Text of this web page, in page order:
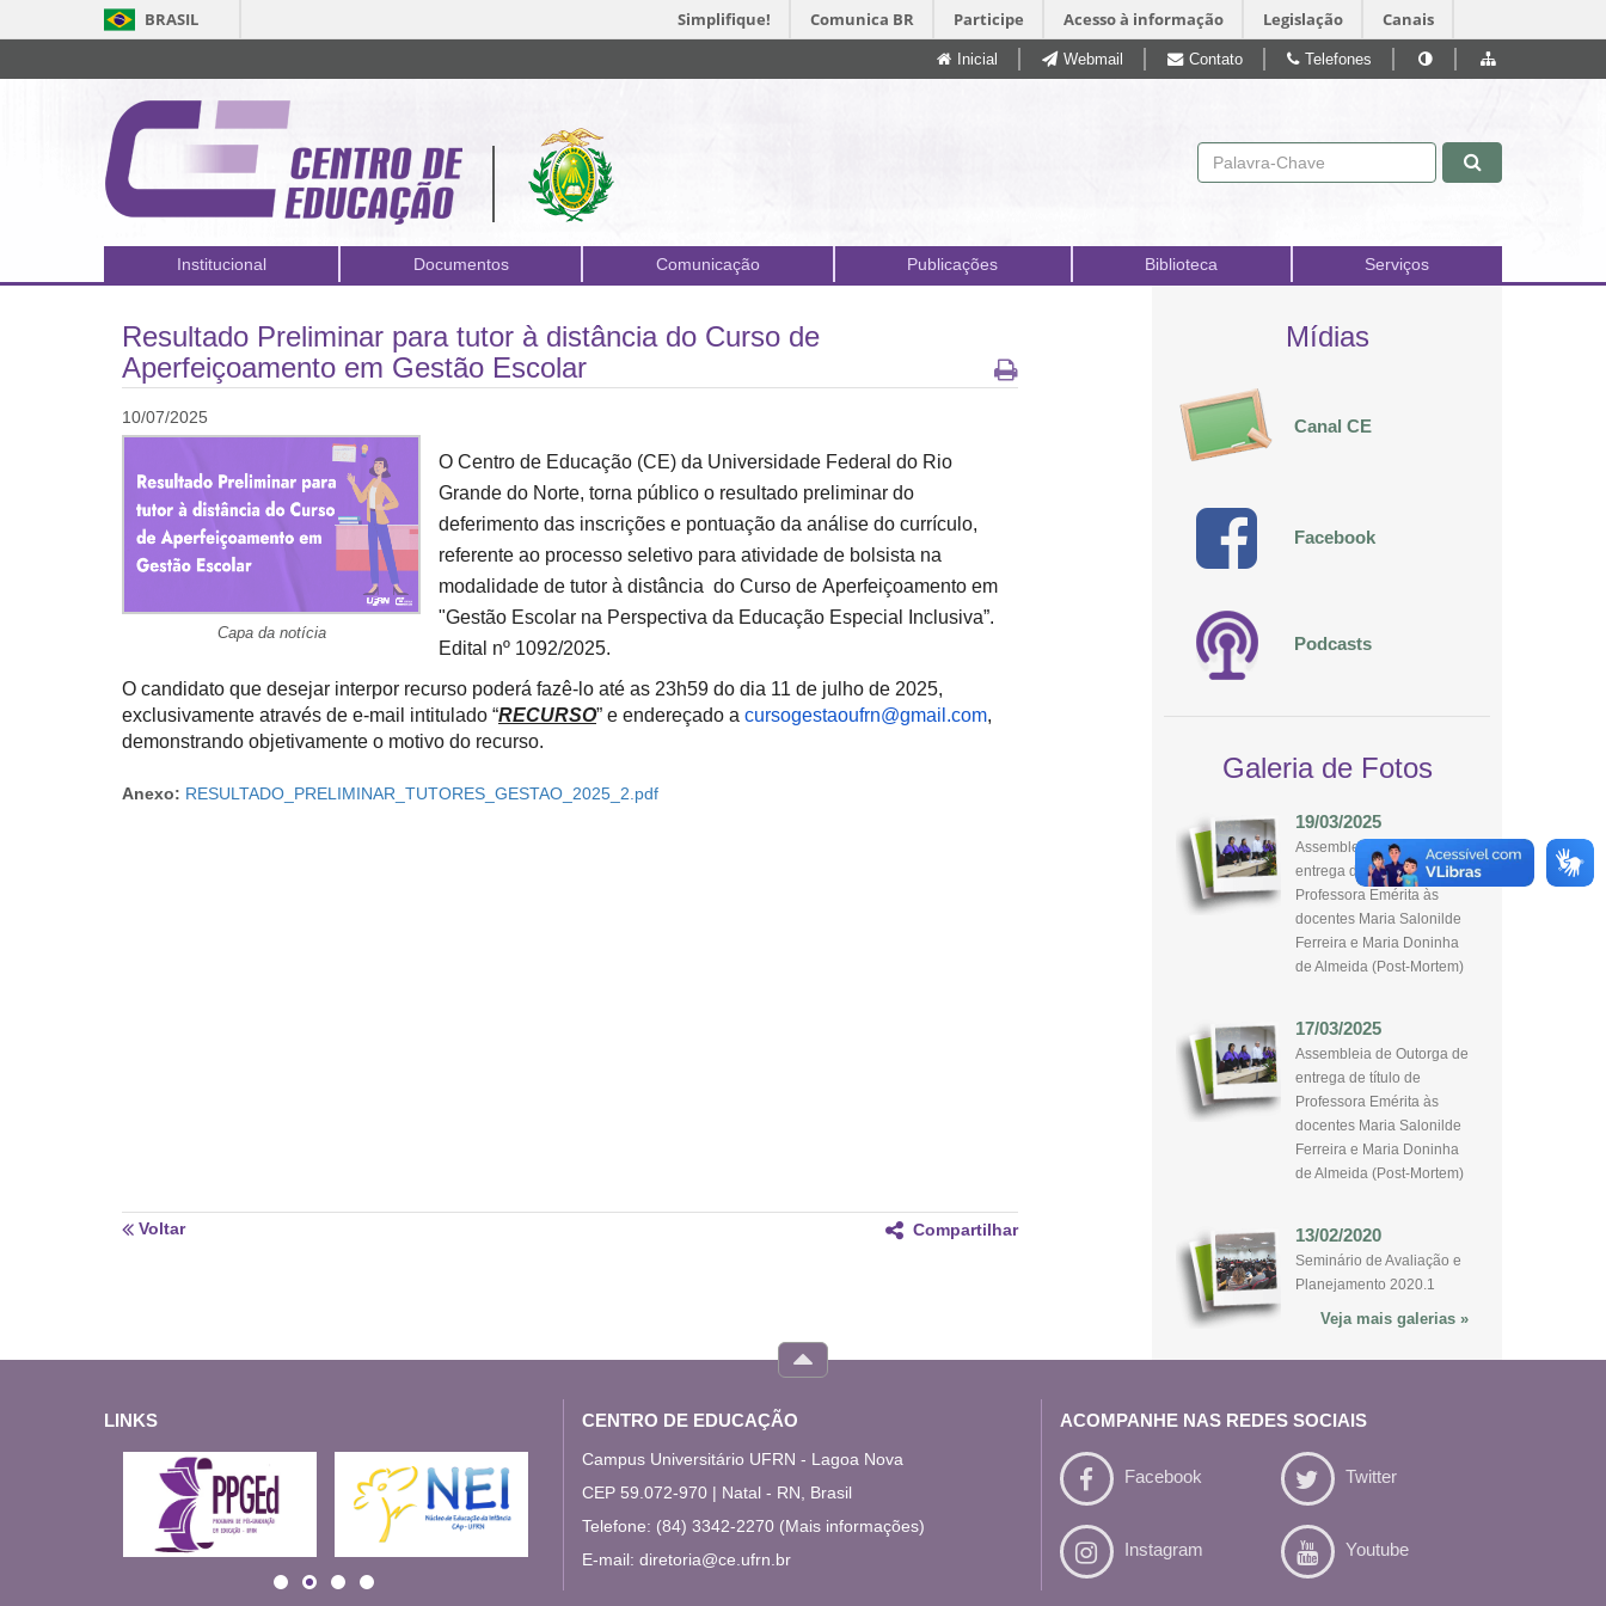
BRASIL Simplifique! Comunica BR Participe Acesso à informação Legislação Canais
Pular para o conteúdo
Inicial Webmail Contato Telefones
Institucional Documentos Comunicação Publicações Biblioteca Serviços
Resultado Preliminar para tutor à distância do Curso de
Aperfeiçoamento em Gestão Escolar
10/07/2025
Capa da notícia
O Centro de Educação (CE) da Universidade Federal do Rio
Grande do Norte, torna público o resultado preliminar do
deferimento das inscrições e pontuação da análise do currículo,
referente ao processo seletivo para atividade de bolsista na
modalidade de tutor à distância do Curso de Aperfeiçoamento em
"Gestão Escolar na Perspectiva da Educação Especial Inclusiva”.
Edital nº 1092/2025.
O candidato que desejar interpor recurso poderá fazê-lo até as 23h59 do dia 11 de julho de 2025,
exclusivamente através de e-mail intitulado “RECURSO” e endereçado a cursogestaoufrn@gmail.com,
demonstrando objetivamente o motivo do recurso.
Anexo: RESULTADO_PRELIMINAR_TUTORES_GESTAO_2025_2.pdf
Voltar Compartilhar
Mídias
Canal CE
Facebook
Podcasts
Galeria de Fotos
19/03/2025
Assembleia de Outorga de
entrega de título de
Professora Emérita às
docentes Maria Salonilde
Ferreira e Maria Doninha
de Almeida (Post-Mortem)
17/03/2025
Assembleia de Outorga de
entrega de título de
Professora Emérita às
docentes Maria Salonilde
Ferreira e Maria Doninha
de Almeida (Post-Mortem)
13/02/2020
Seminário de Avaliação e
Planejamento 2020.1
Veja mais galerias »
LINKS
CENTRO DE EDUCAÇÃO
Campus Universitário UFRN - Lagoa Nova
CEP 59.072-970 | Natal - RN, Brasil
Telefone: (84) 3342-2270 (Mais informações)
E-mail: diretoria@ce.ufrn.br
ACOMPANHE NAS REDES SOCIAIS
Facebook Twitter
Instagram Youtube